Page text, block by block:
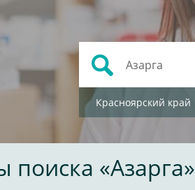
Красноярский край
поиска «Азарга»